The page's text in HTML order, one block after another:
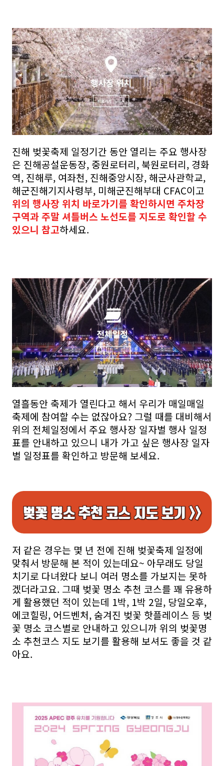
진해 벚꽃축제 일정기간 동안 열리는 주요 행사장
은 진해공설운동장, 중원로터리, 북원로터리, 경화
역, 진해루, 여좌천, 진해중앙시장, 해군사관학교,
해군진해기지사령부, 미해군진해부대 CFAC이고
위의 행사장 위치 바로가기를 확인하시면 주차장
구역과 주말 셔틀버스 노선도를 지도로 확인할 수
있으니 참고하세요.
열흘동안 축제가 열린다고 해서 우리가 매일매일
축제에 참여할 수는 없잖아요? 그럴 때를 대비해서
위의 전체일정에서 주요 행사장 일자별 행사 일정
표를 안내하고 있으니 내가 가고 싶은 행사장 일자
별 일정표를 확인하고 방문해 보세요.
저 같은 경우는 몇 년 전에 진해 벚꽃축제 일정에
맞춰서 방문해 본 적이 있는데요~ 아무래도 당일
치기로 다녀왔다 보니 여러 명소를 가보지는 못하
겠더라고요. 그때 벚꽃 명소 추천 코스를 꽤 유용하
게 활용했던 적이 있는데 1박, 1박 2일, 당일오후,
에코힐링, 어드벤처, 숨겨진 벚꽃 핫플레이스 등 벚
꽃 명소 코스별로 안내하고 있으니까 위의 벚꽃명
소 추천코스 지도 보기를 활용해 보셔도 좋을 것 같
아요.